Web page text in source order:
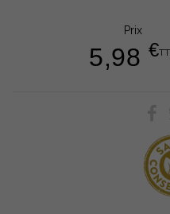
Prix
5,98 €